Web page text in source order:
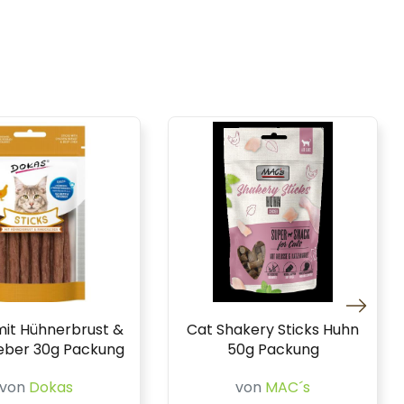
Hühnerbrust &
30g Packung
Dokas
Cat Shakery Sticks Huhn
50g Packung
von MAC´s